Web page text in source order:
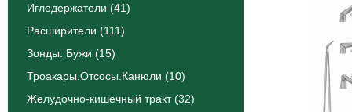
Иглодержатели (41)
Расширители (111)
Зонды. Бужи (15)
Троакары.Отсосы.Канюли (10)
Желудочно-кишечный тракт (32)